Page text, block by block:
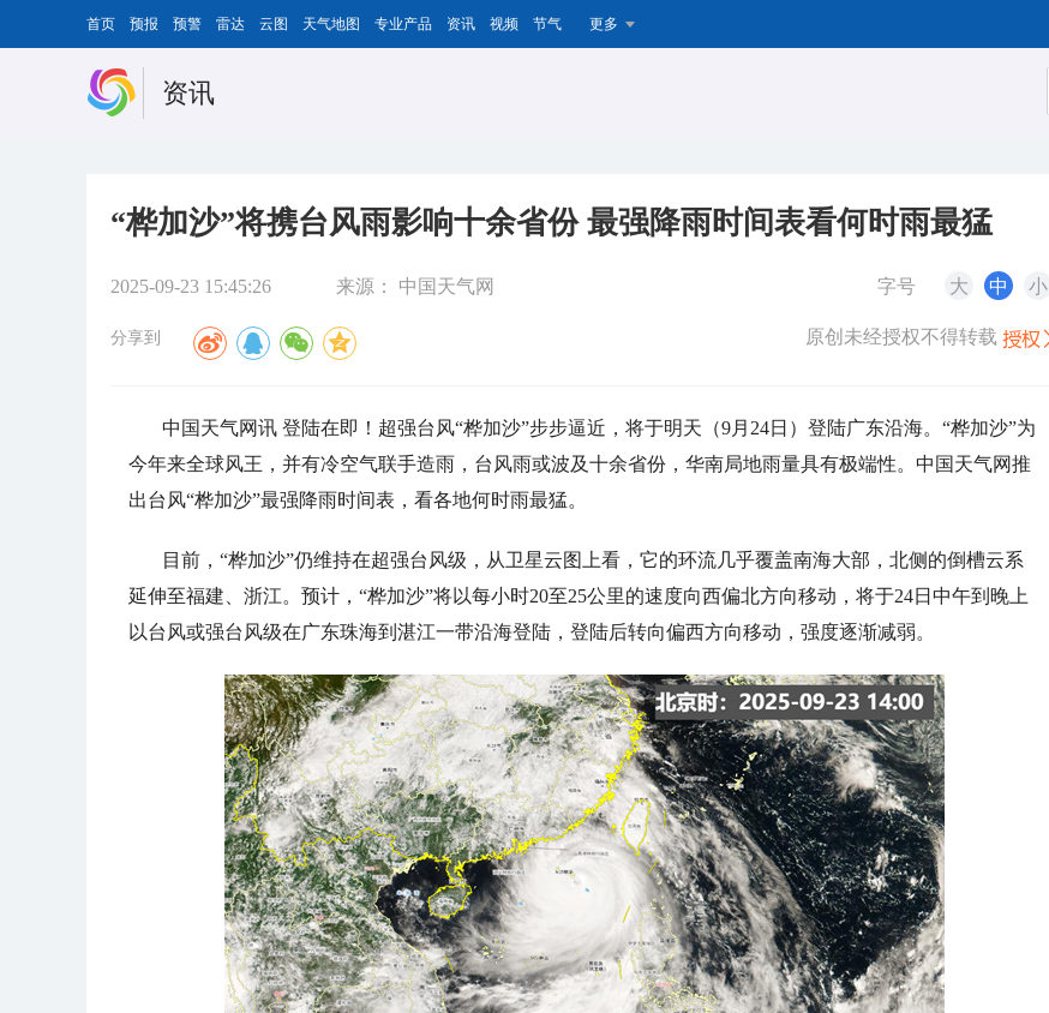
首页 预报 预警 雷达 云图 天气地图 专业产品 资讯 视频 节气 更多
资讯
“桦加沙”将携台风雨影响十余省份 最强降雨时间表看何时雨最猛
2025-09-23 15:45:26 来源： 中国天气网 字号 大 中 小
分享到 原创未经授权不得转载
中国天气网讯 登陆在即！超强台风“桦加沙”步步逼近，将于明天（9月24日）登陆广东沿海。“桦加沙”为
今年来全球风王，并有冷空气联手造雨，台风雨或波及十余省份，华南局地雨量具有极端性。中国天气网推
出台风“桦加沙”最强降雨时间表，看各地何时雨最猛。
目前，“桦加沙”仍维持在超强台风级，从卫星云图上看，它的环流几乎覆盖南海大部，北侧的倒槽云系
延伸至福建、浙江。预计，“桦加沙”将以每小时20至25公里的速度向西偏北方向移动，将于24日中午到晚上
以台风或强台风级在广东珠海到湛江一带沿海登陆，登陆后转向偏西方向移动，强度逐渐减弱。